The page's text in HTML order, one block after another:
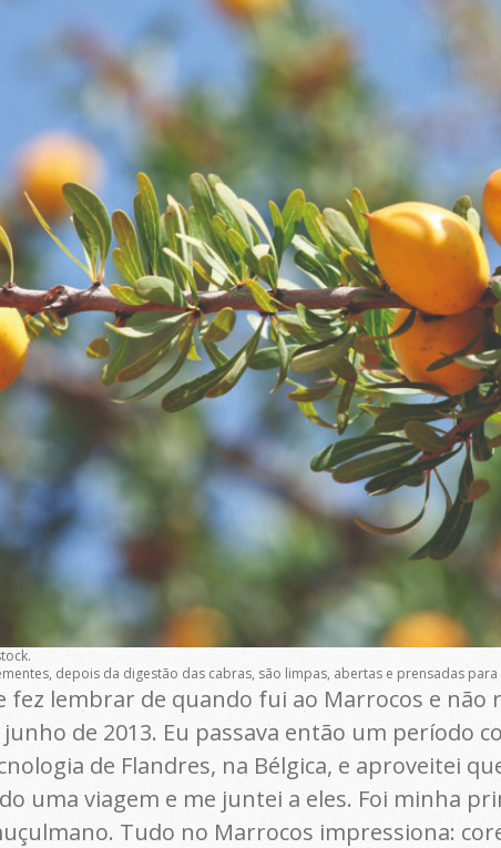
depois da digestão das cabras, são limpas, abertas e prensadas
fez lembrar de quando fui ao Marrocos e não
de 2013. Eu passava então um período
de Flandres, na Bélgica, e aproveitei
uma viagem e me juntei a eles. Foi minha
Tudo no Marrocos impressiona: